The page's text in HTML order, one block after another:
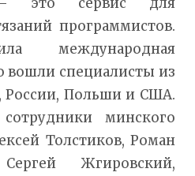
программистов.
международная
вошли специалисты из
России, Польши и США.
минского
Толстиков, Роман
Жгировский,